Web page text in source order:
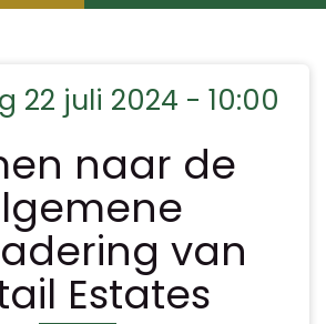
22 juli 2024 - 10:00
naar de
van
Estates